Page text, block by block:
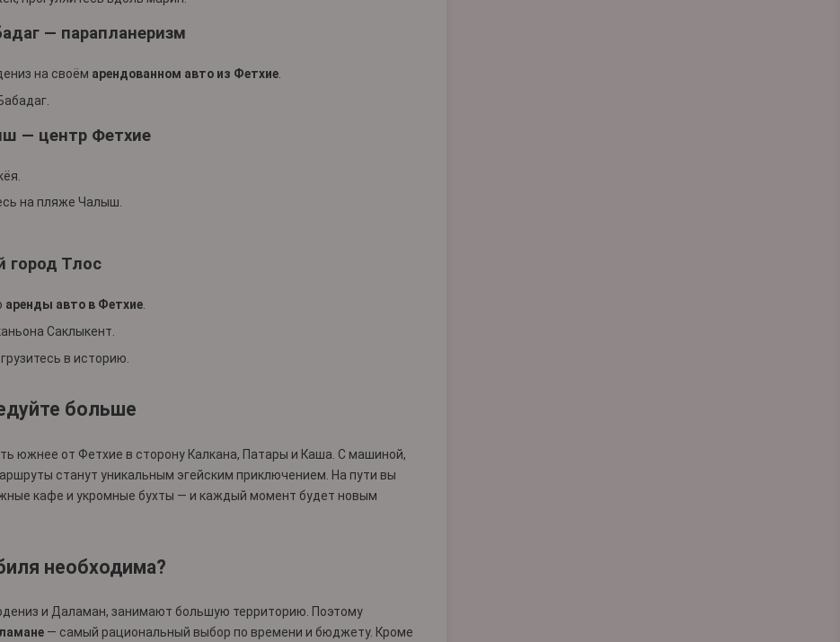
— парапланеризм
на своём арендованном авто из Фетхие
— центр Фетхие
на пляже Чалыш.
город Тлос
аренды авто в Фетхие.
Саклыкент.
в историю.
больше
южнее от Фетхие в сторону Калкана, Патары и Каша. С машиной,
станут уникальным эгейским приключением. На пути вы
кафе и укромные бухты — и каждый момент будет новым
необходима?
и Даламан, занимают большую территорию. Поэтому
— самый рациональный выбор по времени и бюджету. Кроме